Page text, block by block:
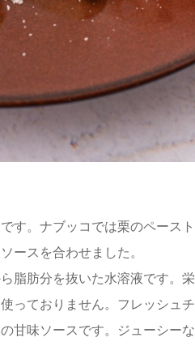
す。ナブッコでは栗のペース
ースを合わせました。
脂肪分を抜いた水溶液です。
っておりません。フレッシュ
甘味ソースです。ジューシー